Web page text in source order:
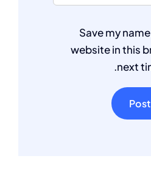
Save my
website in this
next